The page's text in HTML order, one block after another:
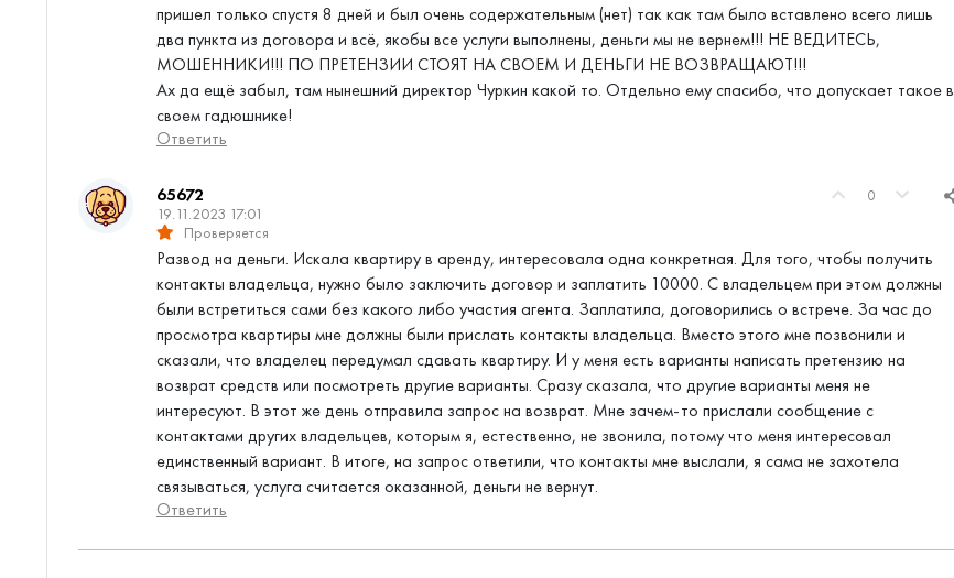
пришел только спустя 8 дней и был очень содержательным (нет) так как там было вставлено всего лишь
два пункта из договора и всё, якобы все услуги выполнены, деньги мы не вернем!!! НЕ ВЕДИТЕСЬ,
МОШЕННИКИ!!! ПО ПРЕТЕНЗИИ СТОЯТ НА СВОЕМ И ДЕНЬГИ НЕ ВОЗВРАЩАЮТ!!!
Ах да ещё забыл, там нынешний директор Чуркин какой то. Отдельно ему спасибо, что допускает такое в
своем гадюшнике!
Ответить
0
65672
19.11.2023 17:01
Проверяется
Развод на деньги. Искала квартиру в аренду, интересовала одна конкретная. Для того, чтобы получить
контакты владельца, нужно было заключить договор и заплатить 10000. С владельцем при этом должны
были встретиться сами без какого либо участия агента. Заплатила, договорились о встрече. За час до
просмотра квартиры мне должны были прислать контакты владельца. Вместо этого мне позвонили и
сказали, что владелец передумал сдавать квартиру. И у меня есть варианты написать претензию на
возврат средств или посмотреть другие варианты. Сразу сказала, что другие варианты меня не
интересуют. В этот же день отправила запрос на возврат. Мне зачем-то прислали сообщение с
контактами других владельцев, которым я, естественно, не звонила, потому что меня интересовал
единственный вариант. В итоге, на запрос ответили, что контакты мне выслали, я сама не захотела
связываться, услуга считается оказанной, деньги не вернут.
Ответить